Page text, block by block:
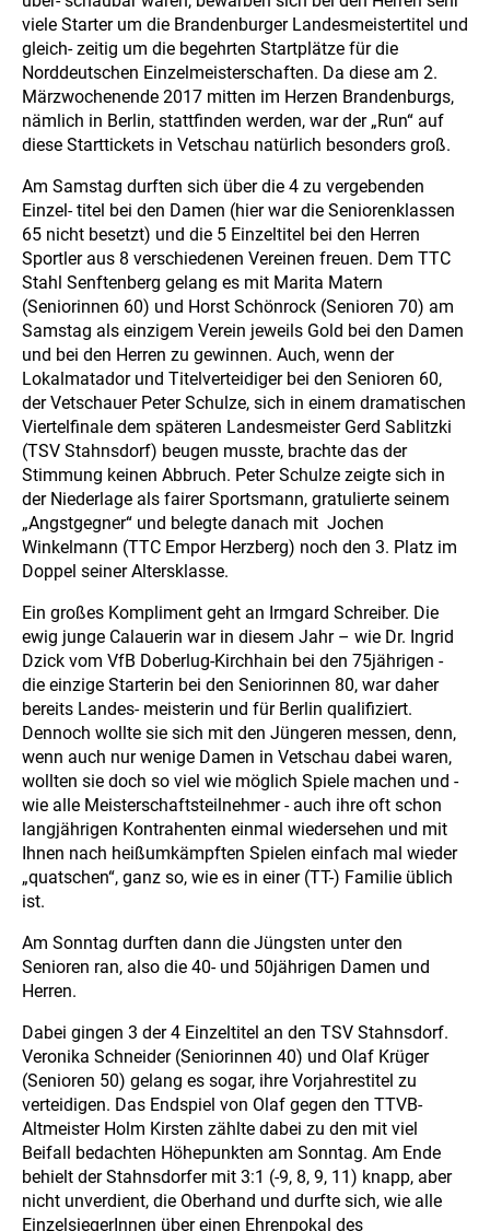
viele Starter um die Brandenburger Landesmeistertitel und
gleich- zeitig um die begehrten Startplätze für die
Norddeutschen Einzelmeisterschaften. Da diese am 2.
Märzwochenende 2017 mitten im Herzen Brandenburgs,
nämlich in Berlin, stattfinden werden, war der „Run“ auf
diese Starttickets in Vetschau natürlich besonders groß.
Am Samstag durften sich über die 4 zu vergebenden
Einzel- titel bei den Damen (hier war die Seniorenklassen
65 nicht besetzt) und die 5 Einzeltitel bei den Herren
Sportler aus 8 verschiedenen Vereinen freuen. Dem TTC
Stahl Senftenberg gelang es mit Marita Matern
(Seniorinnen 60) und Horst Schönrock (Senioren 70) am
Samstag als einzigem Verein jeweils Gold bei den Damen
und bei den Herren zu gewinnen. Auch, wenn der
Lokalmatador und Titelverteidiger bei den Senioren 60,
der Vetschauer Peter Schulze, sich in einem dramatischen
Viertelfinale dem späteren Landesmeister Gerd Sablitzki
(TSV Stahnsdorf) beugen musste, brachte das der
Stimmung keinen Abbruch. Peter Schulze zeigte sich in
der Niederlage als fairer Sportsmann, gratulierte seinem
„Angstgegner“ und belegte danach mit Jochen
Winkelmann (TTC Empor Herzberg) noch den 3. Platz im
Doppel seiner Altersklasse.
Ein großes Kompliment geht an Irmgard Schreiber. Die
ewig junge Calauerin war in diesem Jahr – wie Dr. Ingrid
Dzick vom VfB Doberlug-Kirchhain bei den 75jährigen -
die einzige Starterin bei den Seniorinnen 80, war daher
bereits Landes- meisterin und für Berlin qualifiziert.
Dennoch wollte sie sich mit den Jüngeren messen, denn,
wenn auch nur wenige Damen in Vetschau dabei waren,
wollten sie doch so viel wie möglich Spiele machen und -
wie alle Meisterschaftsteilnehmer - auch ihre oft schon
langjährigen Kontrahenten einmal wiedersehen und mit
Ihnen nach heißumkämpften Spielen einfach mal wieder
„quatschen“, ganz so, wie es in einer (TT-) Familie üblich
ist.
Am Sonntag durften dann die Jüngsten unter den
Senioren ran, also die 40- und 50jährigen Damen und
Herren.
Dabei gingen 3 der 4 Einzeltitel an den TSV Stahnsdorf.
Veronika Schneider (Seniorinnen 40) und Olaf Krüger
(Senioren 50) gelang es sogar, ihre Vorjahrestitel zu
verteidigen. Das Endspiel von Olaf gegen den TTVB-
Altmeister Holm Kirsten zählte dabei zu den mit viel
Beifall bedachten Höhepunkten am Sonntag. Am Ende
behielt der Stahnsdorfer mit 3:1 (-9, 8, 9, 11) knapp, aber
nicht unverdient, die Oberhand und durfte sich, wie alle
EinzelsiegerInnen über einen Ehrenpokal des